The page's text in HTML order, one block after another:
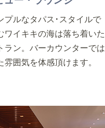
プルなタパス･スタイルで
ワイキキの海は落ち着いた
ラン。バーカウンターでは
囲気を体感頂けます。